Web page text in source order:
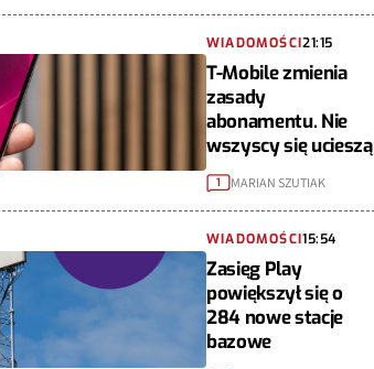
WIADOMOŚCI21:15
T-Mobile zmienia
zasady
abonamentu. Nie
wszyscy się ucieszą
1 MARIAN SZUTIAK
WIADOMOŚCI15:54
Zasięg Play
powiększył się o
284 nowe stacje
bazowe